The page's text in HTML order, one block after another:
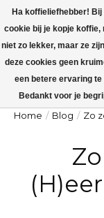
La Jeu is dicht v.a
augustus worden alle
Home / Blog / Zo
Ha koffieliefhebber!
cookie bij je kopje koffie,
niet zo lekker, maar ze
deze cookies geen
een betere ervaring
Bedankt voor je